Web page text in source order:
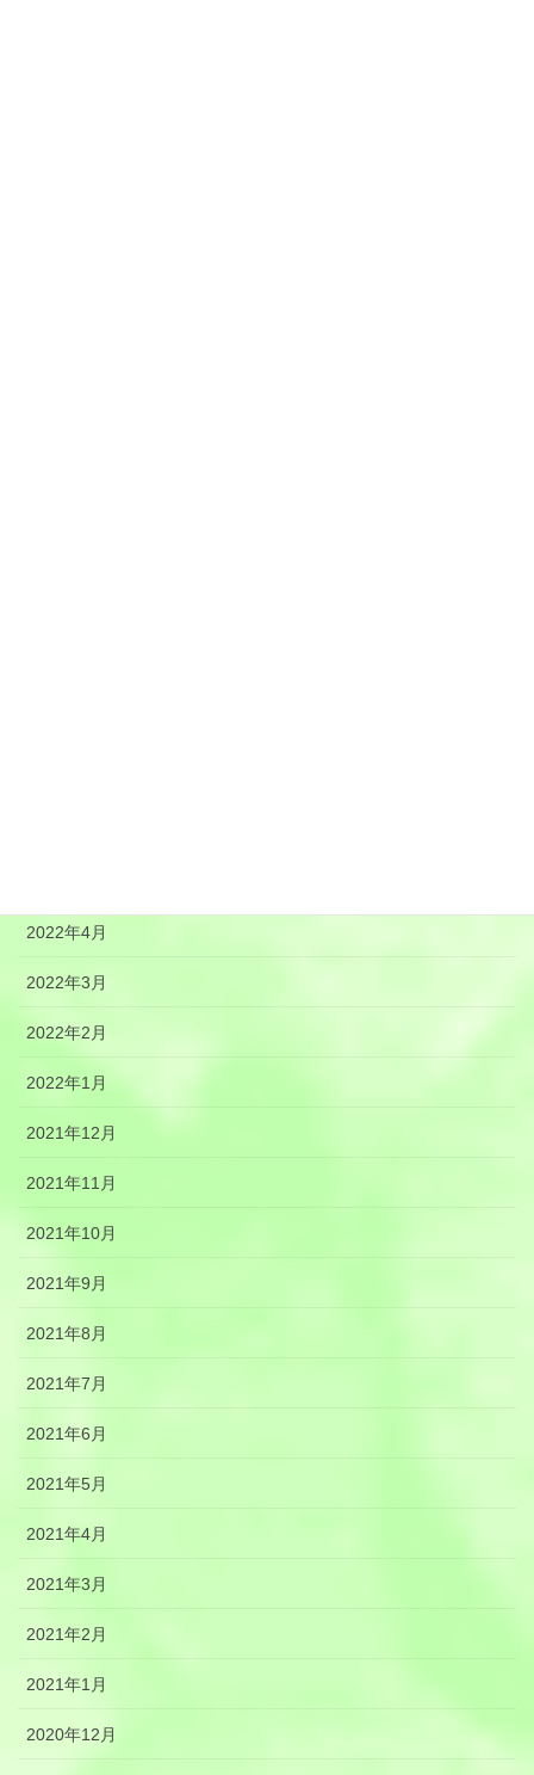
2022年4月
2022年3月
2022年2月
2022年1月
2021年12月
2021年11月
2021年10月
2021年9月
2021年8月
2021年7月
2021年6月
2021年5月
2021年4月
2021年3月
2021年2月
2021年1月
2020年12月